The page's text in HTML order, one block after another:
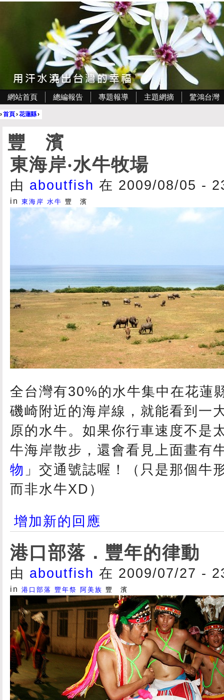
網站首頁 總編報告 專題報導 主題網摘 驚鴻台灣
›首頁›花蓮縣›
豐 濱
東海岸‧水牛牧場
由 aboutfish 在 2009/08/05 -
in 東海岸 水牛 豐 濱
全台灣有30%的水牛集中在花蓮
磯崎附近的海岸線，就能看到一
原的水牛。如果你行車速度不是
牛海岸散步，還會看見上面畫有
物 」交通號誌喔！（只是那個牛
而非水牛XD）
增加新的回應
港口部落．豐年的律動
由 aboutfish 在 2009/07/27 -
in 港口部落 豐年祭 阿美族 豐 濱